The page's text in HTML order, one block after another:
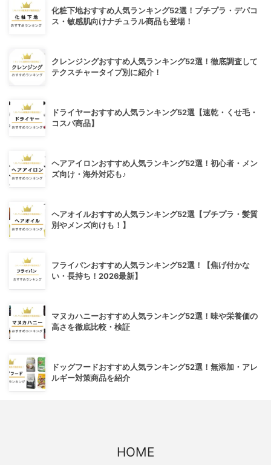
化粧下地おすすめ人気ランキング52選！プチプラ・デパコ
ス・敏感肌向けナチュラル商品も登場！
クレンジングおすすめ人気ランキング52選！徹底調査して
テクスチャータイプ別に紹介！
ドライヤーおすすめ人気ランキング52選【速乾・くせ毛・
コスパ商品】
ヘアアイロンおすすめ人気ランキング52選！初心者・メン
ズ向け・海外対応も♪
ヘアオイルおすすめ人気ランキング52選【プチプラ・髪質
別やメンズ向けも！】
フライパンおすすめ人気ランキング52選！【焦げ付かな
い・長持ち！2026最新】
マヌカハニーおすすめ人気ランキング52選！味や栄養価の
高さを徹底比較・検証
ドッグフードおすすめ人気ランキング52選！無添加・アレ
ルギー対策商品を紹介
HOME